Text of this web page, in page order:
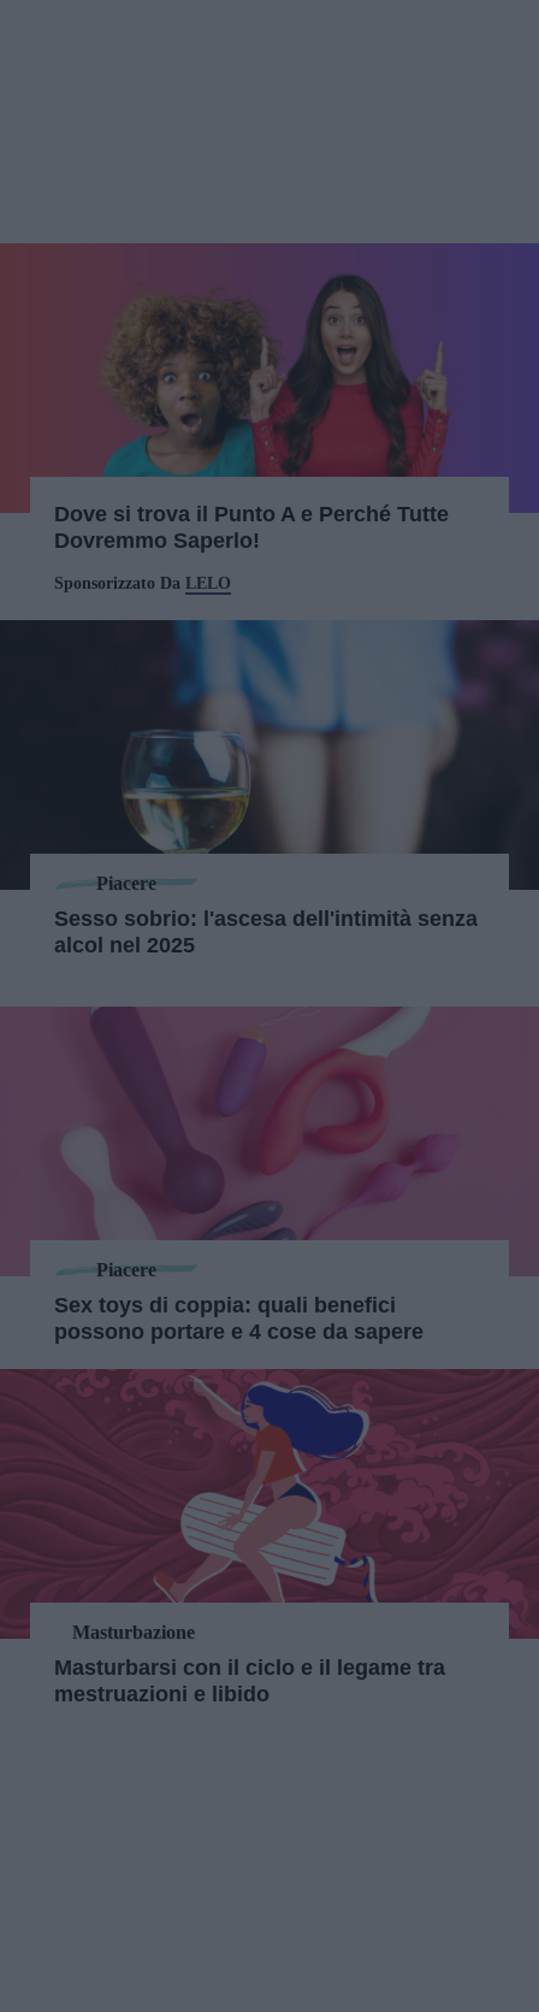
Dove si trova il Punto A e Perché Tutte
Dovremmo Saperlo!
Sponsorizzato Da LELO
Piacere
Sesso sobrio: l'ascesa dell'intimità senza
alcol nel 2025
Piacere
Sex toys di coppia: quali benefici
possono portare e 4 cose da sapere
Masturbazione
Masturbarsi con il ciclo e il legame tra
mestruazioni e libido